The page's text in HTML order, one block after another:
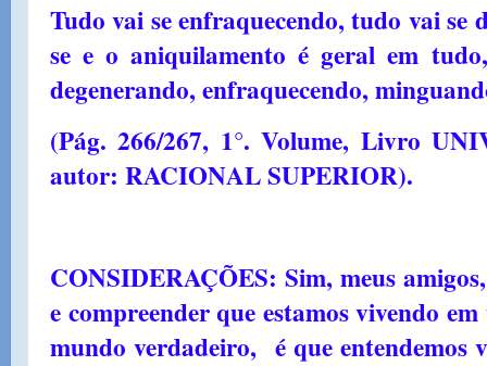
Tudo vai se enfraquecendo, tudo vai se
se e o aniquilamento é geral em
degenerando, enfraquecendo,
(Pág. 266/267, 1°. Volume, Livro
autor: RACIONAL SUPERIOR).
CONSIDERAÇÕES: Sim, meus
e compreender que estamos vivendo
mundo verdadeiro, é que entendemos